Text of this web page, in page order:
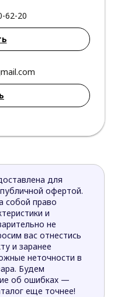
62-20
для
офертой.
собой право
и
не
вас отнестись
и заранее
неточности в
Будем
об ошибках —
еще точнее!